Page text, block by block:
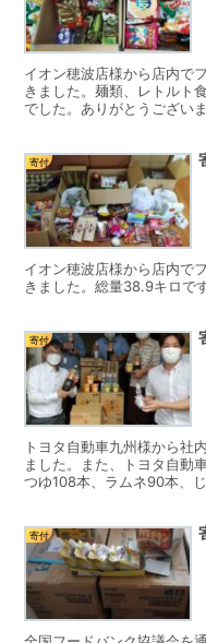
イオン穂波店様から店内で
きました。麺類、レトルト
でした。ありがとうございま
寄付
イオン穂波店様から店内で
きました。総量38.9キロで
寄付
トヨタ自動車九州様から社
ました。また、トヨタ自動
つゆ108本、ラムネ90本、
寄付